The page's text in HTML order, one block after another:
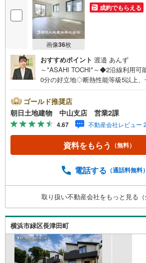
画像36枚
成約でもらえる
おすすめポイント 渡邉 あんず
～*ASAHI TOCHI*～◆2沿線利用可
0分の好立地◇断熱性能等級5以上
の収納豊富◇閑静な住宅街◆小学校
い、安心のおとりつぎ * * * *おかげ
ことができました♪ご成約件数7万
も対応可能です！☆JR横浜線「中
約は『朝日土地建物中山店』まで
は地域密着を合言葉に全13店舗で
色々廻ったけど良い物件が無いなぁ
せていただきます！お問い合わせを
ゴールド推奨店
朝日土地建物 中山支店 営業2課
4.67 不動産会社レビュー
資料をもらう （無料）
電話する （通話料無料）
取り扱い不動産会社をもっと見る（
横浜市緑区長津田町